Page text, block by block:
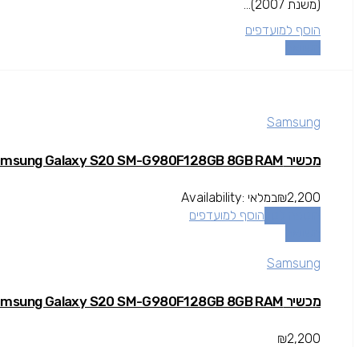
(משנת 2007)...
הוסף למועדפים
Samsung
מכשיר Samsung Galaxy S20 SM-G980F128GB 8GB RAM
₪2,200
Availability: במלאי
הוסף למועדפים
Samsung
מכשיר Samsung Galaxy S20 SM-G980F128GB 8GB RAM
₪2,200